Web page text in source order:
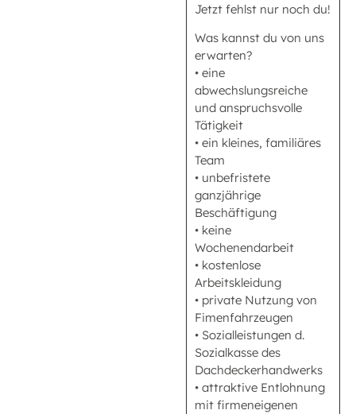
Jetzt fehlst nur noch du!
Was kannst du von uns
erwarten?
• eine
abwechslungsreiche
und anspruchsvolle
Tätigkeit
• ein kleines, familiäres
Team
• unbefristete
ganzjährige
Beschäftigung
• keine
Wochenendarbeit
• kostenlose
Arbeitskleidung
• private Nutzung von
Fimenfahrzeugen
• Sozialleistungen d.
Sozialkasse des
Dachdeckerhandwerks
• attraktive Entlohnung
mit firmeneigenen